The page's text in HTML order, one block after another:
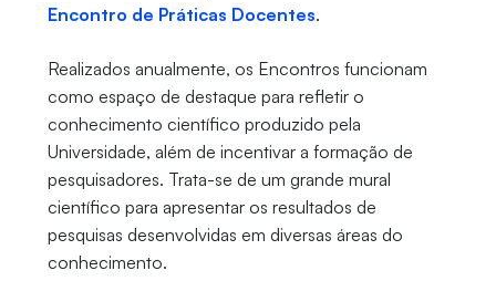
Encontro de Práticas Docentes.
Realizados anualmente, os Encontros funcionam
como espaço de destaque para refletir o
conhecimento científico produzido pela
Universidade, além de incentivar a formação de
pesquisadores. Trata-se de um grande mural
científico para apresentar os resultados de
pesquisas desenvolvidas em diversas áreas do
conhecimento.